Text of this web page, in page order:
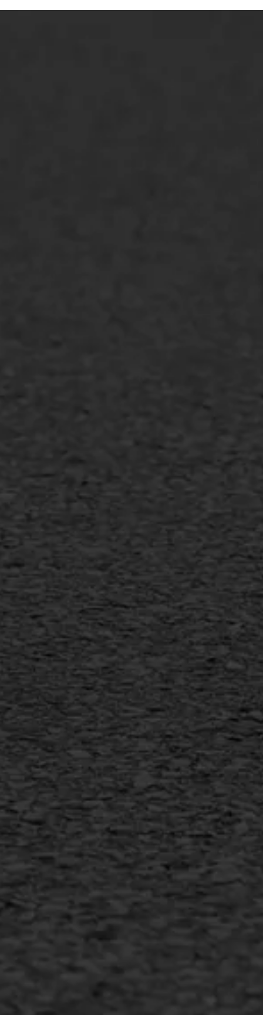
Gietasfalt reparatie
Scheurreparatie
Flexigoot
Vertical seal
Vlakslijpen
Vorstschade
AWS ASFALTWERKEN
+31 493 842 840
info@asfaltwerken.nl
MEER INFORMATIE
Inschrijven nieuwsbrief
Duurzaam ondernemen